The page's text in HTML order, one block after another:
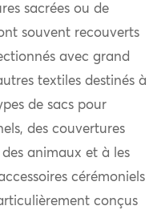
sacrées ou de
souvent recouverts
avec grand
textiles destinés à
de sacs pour
des couvertures
animaux et à les
cérémoniels
conçus